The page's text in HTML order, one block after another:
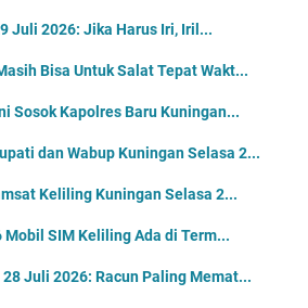
Juli 2026: Jika Harus Iri, Iril...
Bisa Untuk Salat Tepat Wakt...
Sosok Kapolres Baru Kuningan...
dan Wabup Kuningan Selasa 2...
Keliling Kuningan Selasa 2...
SIM Keliling Ada di Term...
Juli 2026: Racun Paling Memat...